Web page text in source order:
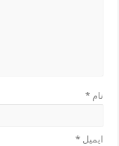
نام*
ایمیل*